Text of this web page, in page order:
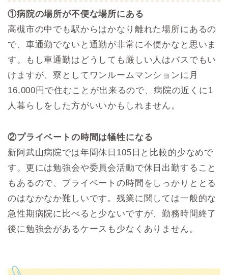
①病院の場所が不便な場所にある
高槻市の中でも駅からはかなり離れた場所にあるの
で、車通勤でないと通勤が非常に不便かなと思いま
す。もし車通勤はどうしても厳しい人はバスでもい
けますが、寮としてワンルームマンションに月
16,000円で住むことが出来るので、病院の近くに1
人暮らしをした方がいいかもしれません。
②プライベートの時間は犠牲になる
新阿武山病院では年間休日105日と比較的少なめで
す。更には勉強会や委員会活動で休日出勤すること
もあるので、プライベートの時間をしっかりととる
のはなかなか難しいです。残業に関しては一般的な
急性期病院に比べると少ないですが、勤務時間終了
後に勉強会があるケースも少なくありません。